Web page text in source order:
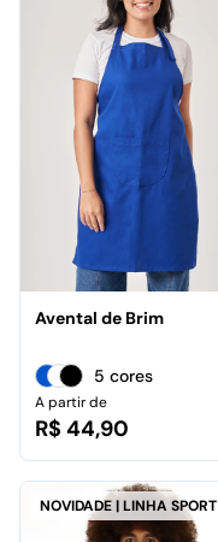
Avental de Brim
5 cores
A partir de
R$ 44,90
NOVIDADE | LINHA SPORT